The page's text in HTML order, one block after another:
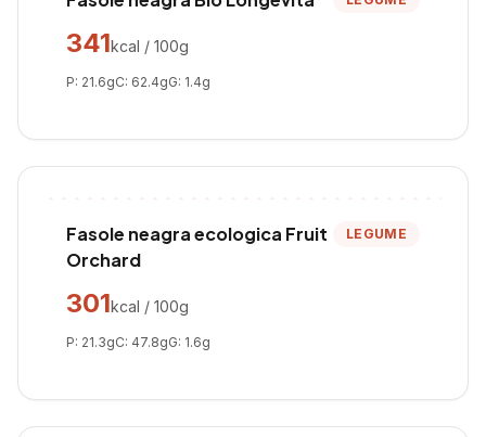
341kcal / 100g
P: 21.6gC: 62.4gG: 1.4g
Fasole neagra ecologica Fruit
Orchard
LEGUME
301kcal / 100g
P: 21.3gC: 47.8gG: 1.6g